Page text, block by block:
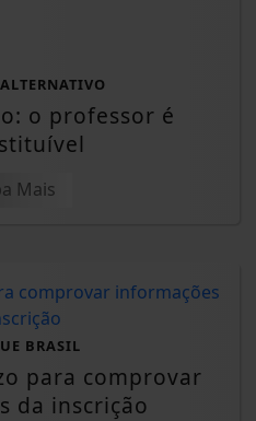
o professor é
Mais
BRASIL
para comprovar
da inscrição